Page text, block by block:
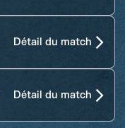
Détail du match
Détail du match